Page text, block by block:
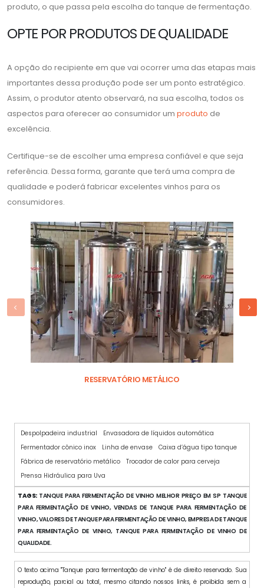
produto, o que passa pela escolha do tanque de fermentação.
OPTE POR PRODUTOS DE QUALIDADE
A opção do recipiente em que vai ocorrer uma das etapas mais
importantes dessa produção pode ser um ponto estratégico.
Assim, o produtor atento observará, na sua escolha, todos os
aspectos para oferecer ao consumidor um produto de
excelência.
Certifique-se de escolher uma empresa confiável e que seja
referência. Dessa forma, garante que terá uma compra de
qualidade e poderá fabricar excelentes vinhos para os
consumidores.
RESERVATÓRIO METÁLICO
Despolpadeira industrial
Envasadora de líquidos automática
Fermentador cônico inox
Linha de envase
Caixa d’água tipo tanque
Fábrica de reservatório metálico
Trocador de calor para cerveja
Prensa Hidráulica para Uva
TAGS:TANQUE PARA FERMENTAÇÃO DE VINHO MELHOR PREÇO EM SP TANQUE
PARA FERMENTAÇÃO DE VINHO, VENDAS DE TANQUE PARA FERMENTAÇÃO DE
VINHO, VALORES DE TANQUE PARA FERMENTAÇÃO DE VINHO, EMPRESA DE TANQUE
PARA FERMENTAÇÃO DE VINHO, TANQUE PARA FERMENTAÇÃO DE VINHO DE
QUALIDADE.
O texto acima "Tanque para fermentação de vinho" é de direito reservado. Sua
reprodução, parcial ou total, mesmo citando nossos links, é proibida sem a